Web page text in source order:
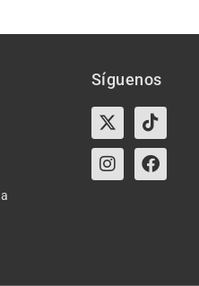
Síguenos
X-
twitter
Tiktok
Instagram